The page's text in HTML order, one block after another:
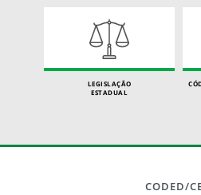
LEGISLAÇÃO
ESTADUAL
CODED/